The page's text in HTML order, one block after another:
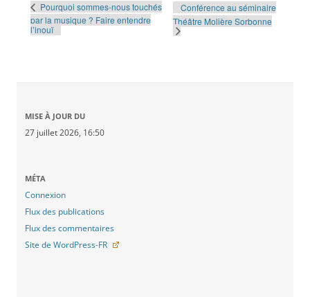
Pourquoi sommes-nous touchés
par la musique ? Faire entendre
l’inouï
Conférence au séminaire
Théâtre Molière Sorbonne
MISE À JOUR DU
27 juillet 2026, 16:50
MÉTA
Connexion
Flux des publications
Flux des commentaires
Site de WordPress-FR